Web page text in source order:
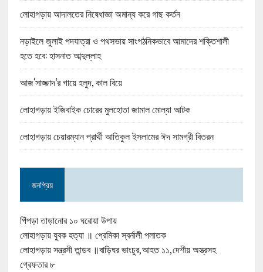
লোহাগড়ায় আদালতের নিষেধাজ্ঞা অমান্য করে গাছ কর্তন
নড়াইলে জুলাই পদযাত্রা ও পথসভায় সাংগঠনিকভাবে আমাদের শক্তিশালী
হতে হবে: হাসনাত আব্দুল্লাহ
আজ‘সাজ্জাদ’র গায়ে হলুদ, কাল বিয়ে
লোহাগড়ায় ইজিবাইক চোরের মুলহোতা জামাল মোল্যা আটক
লোহাগড়ায় চেয়ারম্যান প্রার্থী আতিকুল ইসলামের ঈদ সামগ্রী বিতরন
জনপ্রিয়
পিঁপড়া তাড়ানোর ১০ ঘরোয়া উপায়
লোহাগড়ায় যুবক হত্যা ॥ প্রেমিকা স্বর্নালী পলাতক
লোহাগড়ায় সন্ত্রসী তান্ডব ॥বাড়িঘর ভাংচুর,আহত ১১,দেশীয় অস্ত্রসহ
গ্রেফতার ৮